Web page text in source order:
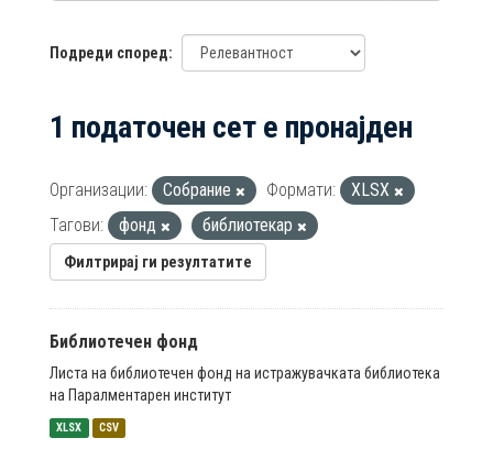
Подреди според
1 податочен сет е пронајден
Организации: Собрание Формати:
XLSX
Тагови:
фонд библиотекар
Филтрирај ги резултатите
Библиотечен фонд
Листа на библиотечен фонд на истражувачката библиотека
на Паралментарен институт
XLSX CSV